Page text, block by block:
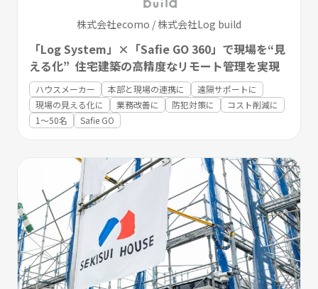
株式会社ecomo / 株式会社Log build
「Log System」×「Safie GO 360」で現場を“見
える化” 住宅建築の高精度なリモート管理を実現
ハウスメーカー 本部と現場の連携に
遠隔サポートに
現場の見える化に
業務改善に 防犯対策に
コスト削減に
1〜50名
Safie GO